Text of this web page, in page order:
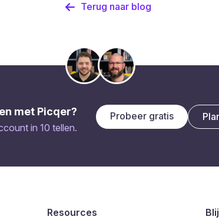
Terug naar blog
met Picqer?
in 10 tellen.
Probeer gratis
Resources